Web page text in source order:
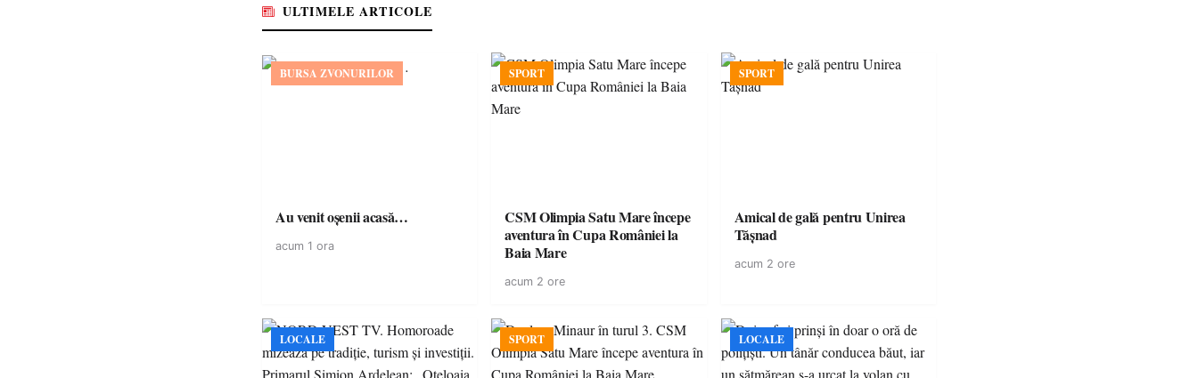
ULTIMELE ARTICOLE
BURSA ZVONURILOR
Au venit oșenii acasă…
acum 1 ora
SPORT
CSM Olimpia Satu Mare începe
aventura în Cupa României la
Baia Mare
acum 2 ore
SPORT
Amical de gală pentru Unirea
Tășnad
acum 2 ore
LOCALE SPORT LOCALE